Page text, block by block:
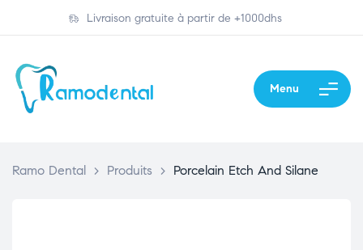
Livraison gratuite à partir de +1000dhs
Menu
Ramo Dental > Produits > Porcelain Etch And Silane